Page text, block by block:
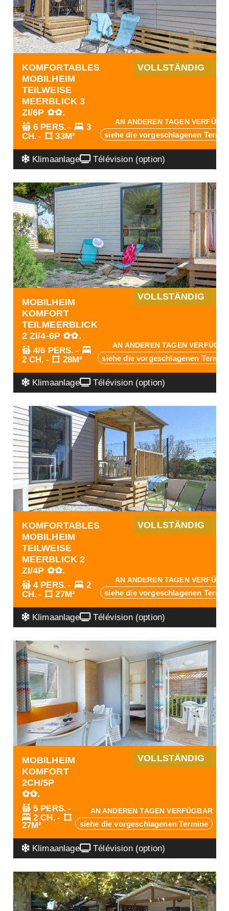
VOLLSTÄNDIG
KOMFORTABLES
MOBILHEIM
TEILWEISE
MEERBLICK 3
ZI/6P ✿✿.
6 PERS.
3
CH.
33M²
AN ANDEREN TAGEN
siehe die vorgeschlagenen
Klimaanlage Télévision (option)
VOLLSTÄNDIG
MOBILHEIM
KOMFORT
TEILMEERBLICK
2 ZI/4-6P ✿✿.
4/6 PERS.
2 CH.
28M²
AN ANDEREN TAGEN
siehe die vorgeschlagenen
Klimaanlage Télévision (option)
VOLLSTÄNDIG
KOMFORTABLES
MOBILHEIM
TEILWEISE
MEERBLICK 2
ZI/4P ✿✿.
4 PERS.
2
CH.
27M²
AN ANDEREN TAGEN
siehe die vorgeschlagenen
Klimaanlage Télévision (option)
VOLLSTÄNDIG
MOBILHEIM
KOMFORT
2CH/5P
✿✿.
5 PERS.
2 CH.
27M²
AN ANDEREN TAGEN VERFÜGBAR
siehe die vorgeschlagenen Termine
Klimaanlage Télévision (option)